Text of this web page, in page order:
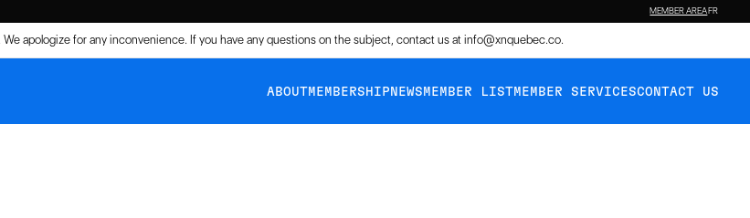
MEMBER AREAFR
We apologize for any inconvenience. If you have any questions on the subject, contact us atinfo@xnquebec.co.
ABOUT MEMBERSHIP NEWS MEMBER LIST MEMBER SERVICESCONTACT US